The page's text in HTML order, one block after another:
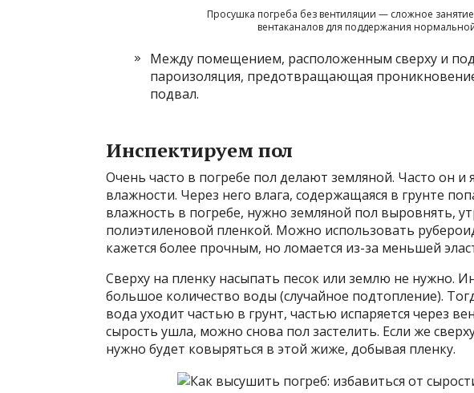
Просушка погреба без вентиляции — сложное
вентаканалов для поддержания
Между помещением, расположенным сверху и
пароизоляция, предотвращающая
подвал.
Инспектируем пол
Очень часто в погребе пол делают земляной. Часто он и
влажности. Через него влага, содержащаяся в грунте
влажность в погребе, нужно земляной пол выровнять,
полиэтиленовой пленкой. Можно использовать
кажется более прочным, но ломается из-за меньшей
Сверху на пленку насыпать песок или землю не нужно.
большое количество воды (случайное подтопление).
вода уходит частью в грунт, частью испаряется через
сырость ушла, можно снова пол застелить. Если же
нужно будет ковыряться в этой жиже, добывая пленку.